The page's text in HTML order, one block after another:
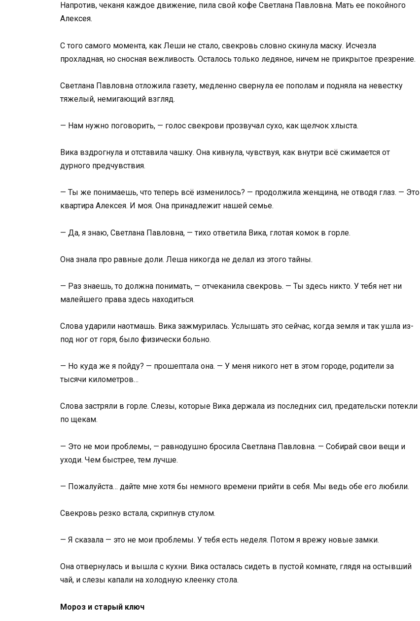
Напротив, чеканя каждое движение, пила свой кофе Светлана Павловна. Мать ее покойного
Алексея.
С того самого момента, как Леши не стало, свекровь словно скинула маску. Исчезла
прохладная, но сносная вежливость. Осталось только ледяное, ничем не прикрытое презрение.
Светлана Павловна отложила газету, медленно свернула ее пополам и подняла на невестку
тяжелый, немигающий взгляд.
— Нам нужно поговорить, — голос свекрови прозвучал сухо, как щелчок хлыста.
Вика вздрогнула и отставила чашку. Она кивнула, чувствуя, как внутри всё сжимается от
дурного предчувствия.
— Ты же понимаешь, что теперь всё изменилось? — продолжила женщина, не отводя глаз. — Это
квартира Алексея. И моя. Она принадлежит нашей семье.
— Да, я знаю, Светлана Павловна, — тихо ответила Вика, глотая комок в горле.
Она знала про равные доли. Леша никогда не делал из этого тайны.
— Раз знаешь, то должна понимать, — отчеканила свекровь. — Ты здесь никто. У тебя нет ни
малейшего права здесь находиться.
Слова ударили наотмашь. Вика зажмурилась. Услышать это сейчас, когда земля и так ушла из-
под ног от горя, было физически больно.
— Но куда же я пойду? — прошептала она. — У меня никого нет в этом городе, родители за
тысячи километров…
Слова застряли в горле. Слезы, которые Вика держала из последних сил, предательски потекли
по щекам.
— Это не мои проблемы, — равнодушно бросила Светлана Павловна. — Собирай свои вещи и
уходи. Чем быстрее, тем лучше.
— Пожалуйста… дайте мне хотя бы немного времени прийти в себя. Мы ведь обе его любили.
Свекровь резко встала, скрипнув стулом.
— Я сказала — это не мои проблемы. У тебя есть неделя. Потом я врежу новые замки.
Она отвернулась и вышла с кухни. Вика осталась сидеть в пустой комнате, глядя на остывший
чай, и слезы капали на холодную клеенку стола.
Мороз и старый ключ